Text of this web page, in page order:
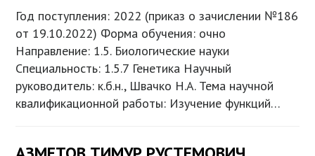
Год поступления: 2022 (приказ о зачислении №186
от 19.10.2022) Форма обучения: очно
Направление: 1.5. Биологические науки
Специальность: 1.5.7 Генетика Научный
руководитель: к.б.н., Швачко Н.А. Тема научной
квалификационной работы: Изучение функций…